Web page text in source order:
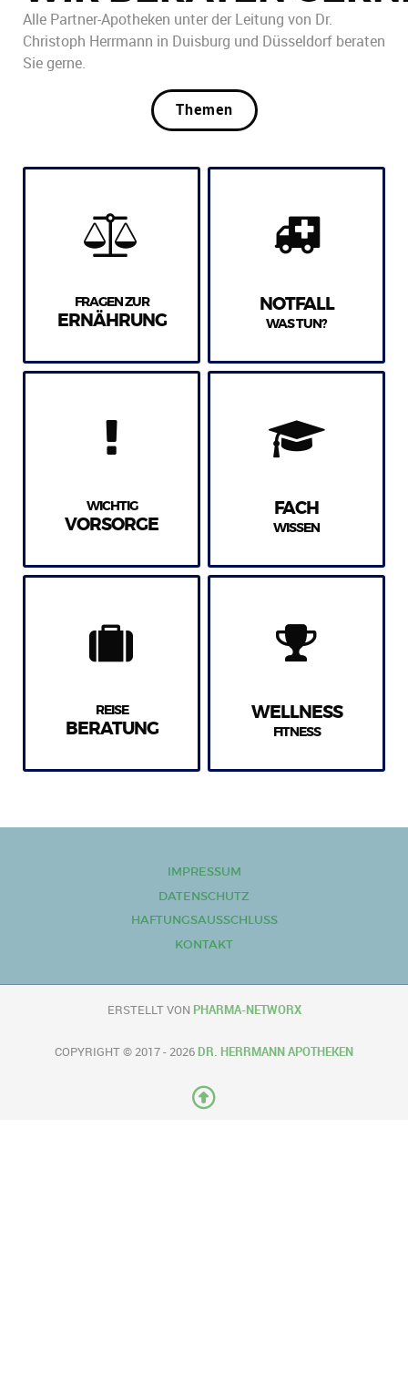
Alle Partner-Apotheken unter der Leitung von Dr.
Christoph Herrmann in Duisburg und Düsseldorf beraten
Sie gerne.
Themen
FRAGEN ZUR
ERNÄHRUNG
NOTFALL
WAS TUN?
WICHTIG
VORSORGE
FACH
WISSEN
REISE
BERATUNG
WELLNESS
FITNESS
IMPRESSUM
DATENSCHUTZ
HAFTUNGSAUSSCHLUSS
KONTAKT
ERSTELLT VON PHARMA-NETWORX
COPYRIGHT © 2017 - 2026 DR. HERRMANN APOTHEKEN